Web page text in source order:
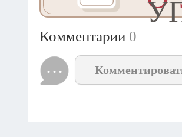
Комментарии 0